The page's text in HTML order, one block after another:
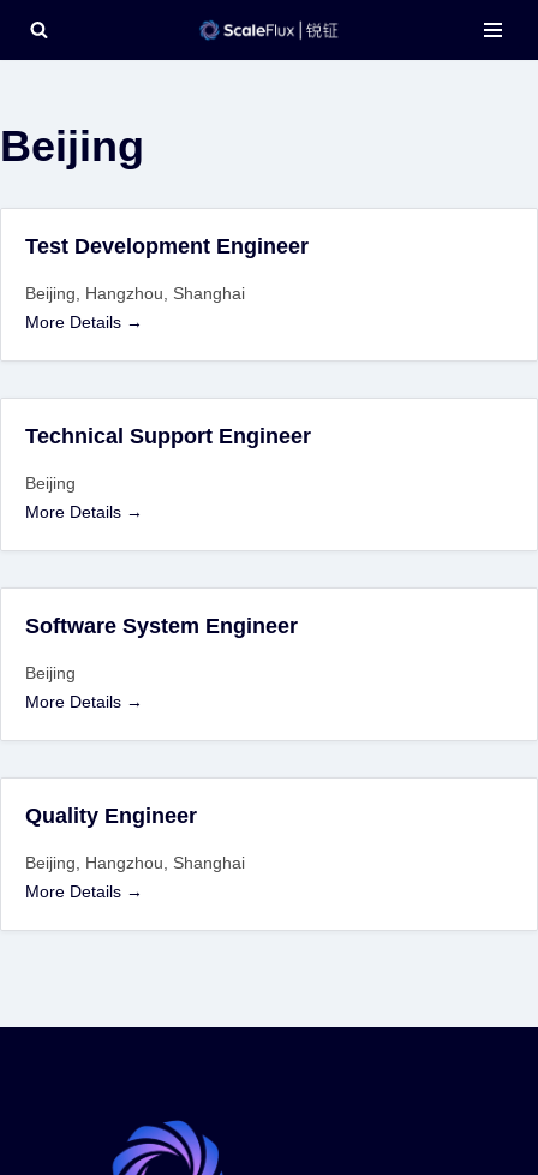
Skip
Beijing
Test Development Engineer
Beijing Hangzhou
Shanghai
More Details
Technical Support Engineer
Beijing
More Details
Software System Engineer
Beijing
More Details
Quality Engineer
Beijing Hangzhou
Shanghai
More Details